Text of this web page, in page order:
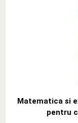
Matematica si
pentru